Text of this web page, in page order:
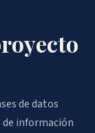
de datos
de información